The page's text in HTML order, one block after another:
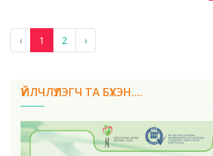
‹ 1 2 ›
ҮЙЛЧЛҮҮЛЭГЧ ТА БҮХЭН....